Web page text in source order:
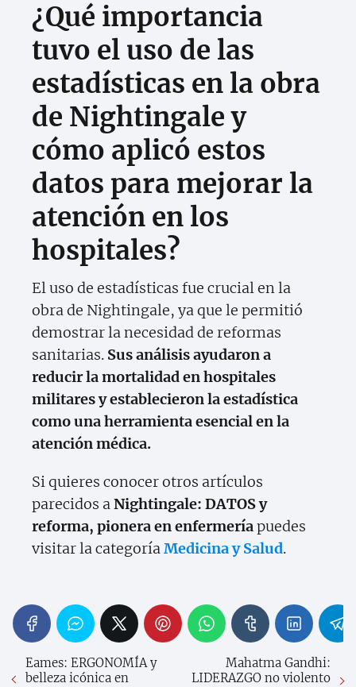
¿Qué importancia
tuvo el uso de las
estadísticas en la obra
de Nightingale y
cómo aplicó estos
datos para mejorar la
atención en los
hospitales?
El uso de estadísticas fue crucial en la
obra de Nightingale, ya que le permitió
demostrar la necesidad de reformas
sanitarias. Sus análisis ayudaron a
reducir la mortalidad en hospitales
militares y establecieron la estadística
como una herramienta esencial en la
atención médica.
Si quieres conocer otros artículos
parecidos aNightingale: DATOS y
reforma, pionera en enfermeríapuedes
visitar la categoríaMedicina y Salud.
Eames: ERGONOMÍA y
belleza icónica en
Mahatma Gandhi:
LIDERAZGO no violento